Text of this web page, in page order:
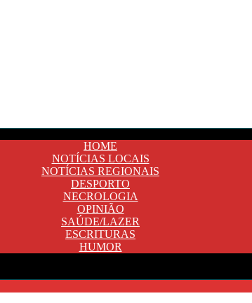
HOME
NOTÍCIAS LOCAIS
NOTÍCIAS REGIONAIS
DESPORTO
NECROLOGIA
OPINIÃO
SAÚDE/LAZER
ESCRITURAS
HUMOR